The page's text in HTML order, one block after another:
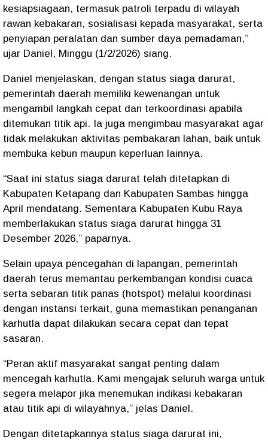
kesiapsiagaan, termasuk patroli terpadu di wilayah
rawan kebakaran, sosialisasi kepada masyarakat, serta
penyiapan peralatan dan sumber daya pemadaman,”
ujar Daniel, Minggu (1/2/2026) siang.
Daniel menjelaskan, dengan status siaga darurat,
pemerintah daerah memiliki kewenangan untuk
mengambil langkah cepat dan terkoordinasi apabila
ditemukan titik api. Ia juga mengimbau masyarakat agar
tidak melakukan aktivitas pembakaran lahan, baik untuk
membuka kebun maupun keperluan lainnya.
“Saat ini status siaga darurat telah ditetapkan di
Kabupaten Ketapang dan Kabupaten Sambas hingga
April mendatang. Sementara Kabupaten Kubu Raya
memberlakukan status siaga darurat hingga 31
Desember 2026,” paparnya.
Selain upaya pencegahan di lapangan, pemerintah
daerah terus memantau perkembangan kondisi cuaca
serta sebaran titik panas (hotspot) melalui koordinasi
dengan instansi terkait, guna memastikan penanganan
karhutla dapat dilakukan secara cepat dan tepat
sasaran.
“Peran aktif masyarakat sangat penting dalam
mencegah karhutla. Kami mengajak seluruh warga untuk
segera melapor jika menemukan indikasi kebakaran
atau titik api di wilayahnya,” jelas Daniel.
Dengan ditetapkannya status siaga darurat ini,